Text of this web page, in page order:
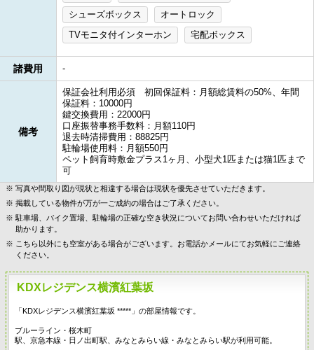
シューズボックス
オートロック
TVモニタ付インターホン
宅配ボックス
諸費用 -
備考
保証会社利用必須 初回保証料：月額総賃料の50%、年間
保証料：10000円
鍵交換費用：22000円
口座振替事務手数料：月額110円
退去時清掃費用：88825円
駐輪場使用料：月額550円
ペット飼育時敷金プラス1ヶ月、小型犬1匹または猫1匹まで
可
写真や間取り図が現状と相違する場合は現状を優先させていただきます。
掲載している物件が万が一ご成約の場合はご了承ください。
駐車場、バイク置場、駐輪場の正確な空き状況についてお問い合わせいただければ
助かります。
こちら以外にも空室がある場合がございます。お電話かメールにてお気軽にご連絡
ください。
KDXレジデンス横濱紅葉坂
「KDXレジデンス横濱紅葉坂 *****」の部屋情報です。
ブルーライン・桜木町
駅、京急本線・日ノ出町駅、みなとみらい線・みなとみらい駅が利用可能。